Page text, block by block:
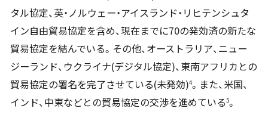
タル協定、英・ノルウェー・アイスランド・リヒテンシュタ
イン自由貿易協定を含め、現在までに70の発効済の新たな
貿易協定を結んでいる。その他、オーストラリア、ニュー
ジーランド、ウクライナ(デジタル協定)、東南アフリカとの
貿易協定の署名を完了させている(未発効)4。また、米国、
インド、中東などとの貿易協定の交渉を進めている5。